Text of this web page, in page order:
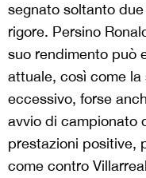
segnato soltanto
rigore. Persino
suo rendimento può
attuale, così come
eccessivo, forse
avvio di campionato
prestazioni positive,
come contro